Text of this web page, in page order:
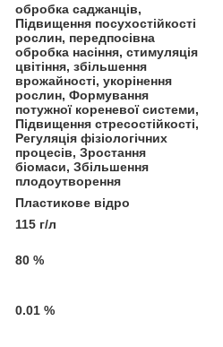
обробка саджанців,
Підвищення посухостійкості
рослин, передпосівна
обробка насіння, стимуляція
цвітіння, збільшення
врожайності, укорінення
рослин, Формування
потужної кореневої системи,
Підвищення стресостійкості,
Регуляція фізіологічних
процесів, Зростання
біомаси, Збільшення
плодоутворення
Пластикове відро
115 г/л
80 %
0.01 %